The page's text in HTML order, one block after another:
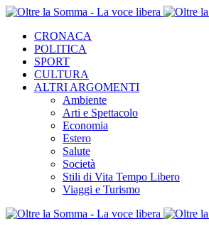
CRONACA
POLITICA
SPORT
CULTURA
ALTRI ARGOMENTI
Ambiente
Arti e Spettacolo
Economia
Estero
Salute
Società
Stili di Vita Tempo Libero
Viaggi e Turismo